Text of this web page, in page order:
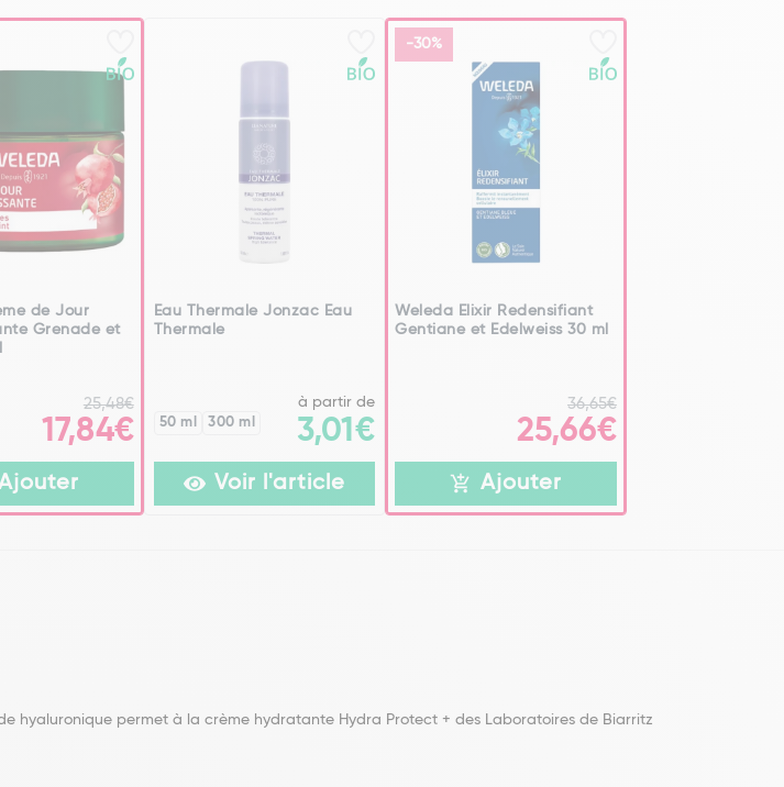
de Jour
Grenade et
25,48€
17,84€
Eau Thermale Jonzac Eau
Thermale
50 ml 300 ml
à partir de
3,01€
Voir l'article
-30%
Weleda Elixir Redensifiant
Gentiane et Edelweiss 30 ml
36,65€
25,66€
Ajouter
hyaluronique permet à la crème hydratante Hydra Protect + des Laboratoires de Biarritz